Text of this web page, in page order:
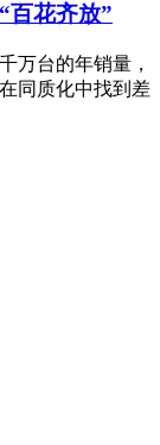
百花齐放”
万台的年销量，
同质化中找到差